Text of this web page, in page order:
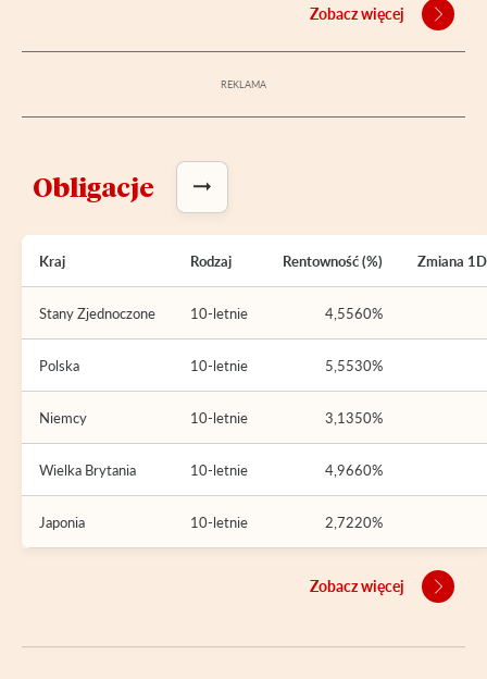
Zobacz więcej
Obligacje
Kraj Rodzaj Rentowność (%) Zmiana
Stany Zjednoczone 10-letnie 4,5560%
Polska 10-letnie 5,5530%
Niemcy 10-letnie 3,1350%
Wielka Brytania 10-letnie 4,9660%
Japonia 10-letnie 2,7220%
Zobacz więcej